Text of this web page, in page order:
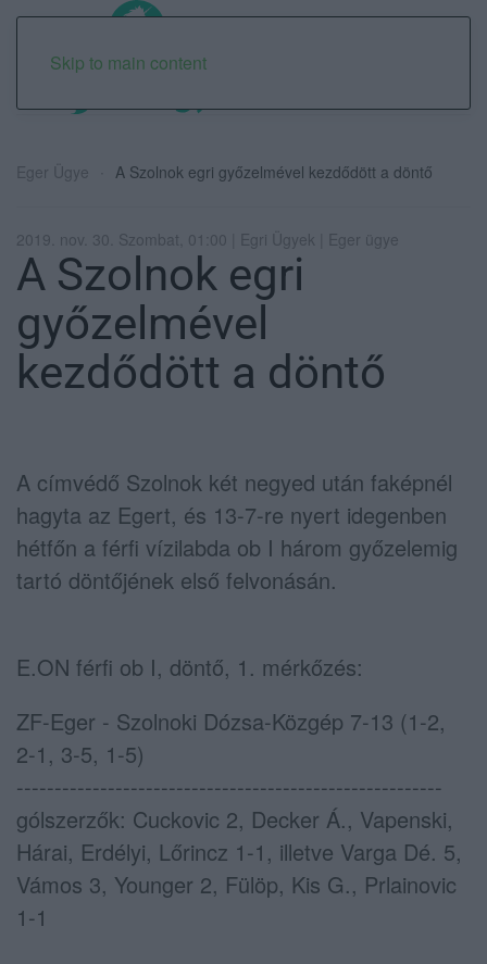
Skip to main content
Eger Ügye A Szolnok egri győzelmével kezdődött a döntő
2019. nov. 30. Szombat, 01:00 | Egri Ügyek | Eger ügye
A Szolnok egri
győzelmével
kezdődött a döntő
A címvédő Szolnok két negyed után faképnél
hagyta az Egert, és 13-7-re nyert idegenben
hétfőn a férfi vízilabda ob I három győzelemig
tartó döntőjének első felvonásán.
E.ON férfi ob I, döntő, 1. mérkőzés:
ZF-Eger - Szolnoki Dózsa-Közgép 7-13 (1-2,
2-1, 3-5, 1-5)
--------------------------------------------------------
gólszerzők: Cuckovic 2, Decker Á., Vapenski,
Hárai, Erdélyi, Lőrincz 1-1, illetve Varga Dé. 5,
Vámos 3, Younger 2, Fülöp, Kis G., Prlainovic
1-1